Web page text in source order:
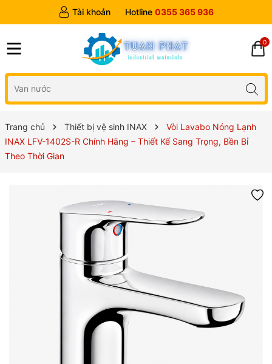
Tài khoản Hotline 0355 365 936
0
Trang chủ Thiết bị vệ sinh INAX
Vòi Lavabo Nóng Lạnh
INAX LFV-1402S-R Chính Hãng – Thiết Kế Sang Trọng, Bền Bỉ
Theo Thời Gian